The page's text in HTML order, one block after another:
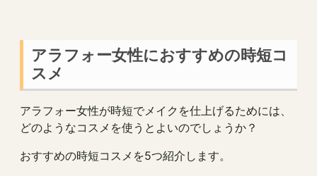
アラフォー女性におすすめの時短コ
スメ
アラフォー女性が時短でメイクを仕上げるためには、
どのようなコスメを使うとよいのでしょうか？
おすすめの時短コスメを5つ紹介します。